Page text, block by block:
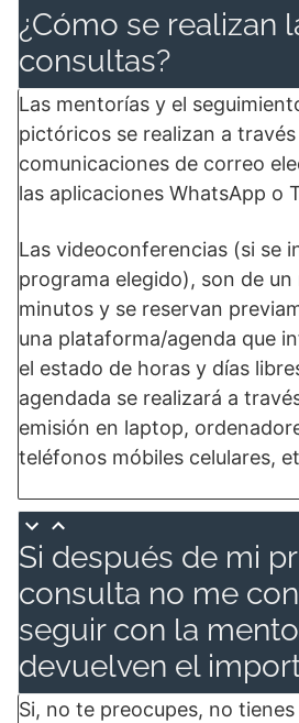
¿Cómo se realizan
consultas?
Las mentorías y el
pictóricos se realizan a
comunicaciones de correo
las aplicaciones WhatsApp o
Las videoconferencias (si se
programa elegido), son de un
minutos y se reservan
una plataforma/agenda que
el estado de horas y días
agendada se realizará a
emisión en laptop,
teléfonos móbiles celulares,
Si después de mi
consulta no me
seguir con la
devuelven el
Si, no te preocupes, no